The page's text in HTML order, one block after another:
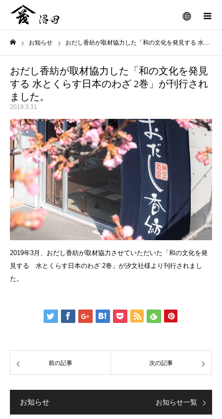
メニュー
お知らせ おだし香紡が取材協力した「和の文化を発見する 水とくらす日本のわざ 2巻」が刊行されました。
おだし香紡が取材協力した「和の文化を発見
する 水とくらす日本のわざ 2巻」が刊行され
ました。
2019.3.31
2019年3月、おだし香紡が取材協力させていただいた「和の文化を発
見する 水とくらす日本のわざ 2巻」が汐文社様より刊行されまし
た。
前の記事 次の記事
お知らせ お知らせ一覧